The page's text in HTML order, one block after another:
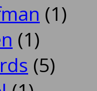
(1)
(1)
(5)